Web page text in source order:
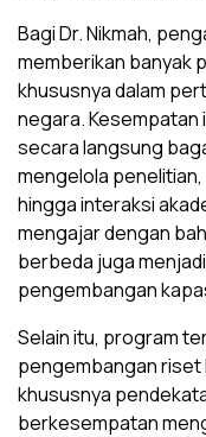
Bagi Dr. Nikmah,
memberikan banyak
khususnya dalam
negara. Kesempatan
secara langsung
mengelola
hingga interaksi
mengajar dengan
berbeda juga
pengembangan
Selain itu, program
pengembangan riset
khususnya
berkesempatan